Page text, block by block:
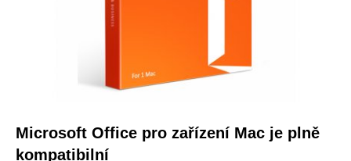
Microsoft Office pro zařízení Mac je plně
kompatibilní